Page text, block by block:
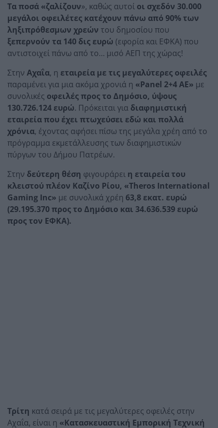
Τα ποσά «ζαλίζουν», καθώς αυτοί οι σχεδόν 30.000
μεγάλοι οφειλέτες κατέχουν πάνω από 90% των
ληξιπρόθεσμων χρεών του δημοσίου που
ξεπερνούν τα 140 δις ευρώ (εφορία και ΕΦΚΑ) που
αντιστοιχεί πάνω από το… μισό ΑΕΠ της χώρας!
Στην Αχαΐα, η εταιρεία με τις μεγαλύτερες οφειλές
παραμένει για μια ακόμα χρονιά η «Panel 2+4 ΑΕ» με
συνολικές οφειλές προς το Δημόσιο, ύψους
130.726.124 ευρώ. Πρόκειται για διαφημιστική
εταιρεία που έχει πτωχεύσει εδώ και πολλά
χρόνια, έχοντας αφήσει πίσω της μεγάλα χρέη από το
πρόγραμμα εκμετάλλευσης των διαφημιστικών
πύργων του Δήμου Πατρέων.
Στην δεύτερη θέση φιγουράρει η εταιρεία του
κλειστού πλέον Καζίνο Ρίου, «Theros International
Gaming Inc» με συνολικά χρέη 63,8 εκατ. ευρώ
(29.195.370 προς το Δημόσιο και 34.636.539 ευρώ
προς τον ΕΦΚΑ).
Τρίτη κατά σειρά με τις μεγαλύτερες οφειλές στην
Αχαΐα, είναι η «Κατασκευαστική Εμπορική Τεχνική